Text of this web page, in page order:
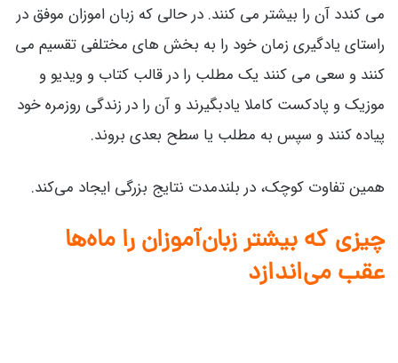
می کندد آن را بیشتر می کنند. در حالی که زبان اموزان موفق در
راستای یادگیری زمان خود را به بخش های مختلفی تقسیم می
کنند و سعی می کنند یک مطلب را در قالب کتاب و ویدیو و
موزیک و پادکست کاملا یادبگیرند و آن را در زندگی روزمره خود
پیاده کنند و سپس به مطلب یا سطح بعدی بروند.
همین تفاوت کوچک، در بلندمدت نتایج بزرگی ایجاد می‌کند.
چیزی که بیشتر زبان‌آموزان را ماه‌ها
عقب می‌اندازد